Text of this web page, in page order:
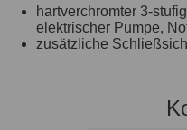
hartverchromter 3-
elektrischer Pumpe,
zusätzliche